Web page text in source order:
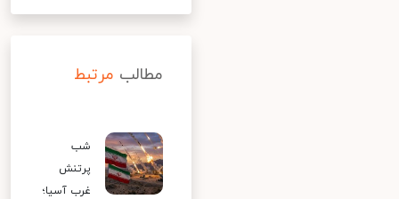
مطالب مرتبط
شب
پرتنش
غرب آسیا؛